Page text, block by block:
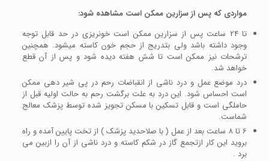
مواردی که پس از سزارین ممکن است مشاهده شود:
تا 24 ساعت پس از سزارین ممکن است خونریزی در حد قابل توجه
وجود داشته باشد ولی بتدریج از حجم خون کاسته می­شود. همچنین
ترشحات نیز ممکن است تا شش هفته دیده شود و پس از آن قطع
خواهد شد.
درد موضع عمل و درد ناشی از انقباضات رحم در پی شیر دهی ممکن
است احساس شود. این درد به علت برگشت رحم به حالت اولیه قبل از
حاملگی است و قابل تسکین با مسکن تجویز شده توسط پزشک معالج
شماست.
6 تا 8 ساعت بعد از عمل ( با صلاحدید پزشک ) از تخت پایین آمده و راه
بروید این کار ازتجمع گاز در شکم کاسته و درد ناشی از آن را ازبین می
برد .